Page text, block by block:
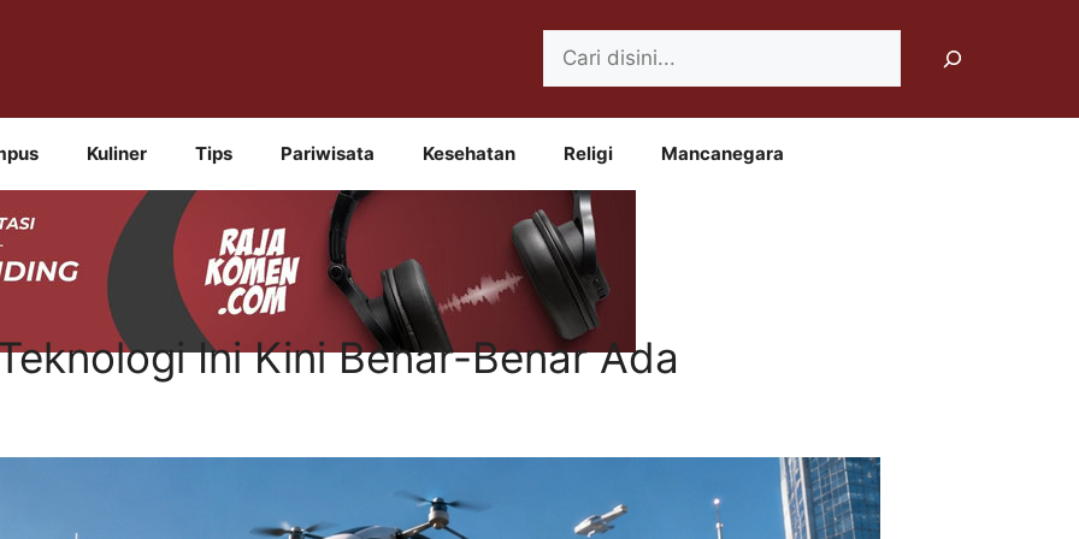
Search
Kuliner Tips Pariwisata Kesehatan Religi Mancanegara
Ini Kini Benar-Benar Ada